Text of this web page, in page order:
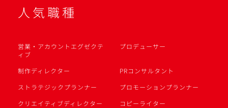
人気職種
営業・アカウントエグゼクテ
ィブ
プロデューサー
制作ディレクター
PRコンサルタント
ストラテジックプランナー
プロモーションプランナー
クリエイティブディレクター
コピーライター